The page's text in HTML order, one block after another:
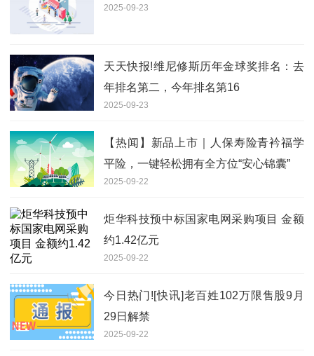
2025-09-23
天天快报!维尼修斯历年金球奖排名：去
年排名第二，今年排名第16
2025-09-23
【热闻】新品上市｜人保寿险青衿福学
平险，一键轻松拥有全方位“安心锦囊”
2025-09-22
炬华科技预中标国家电网采购项目 金额
约1.42亿元
2025-09-22
今日热门![快讯]老百姓102万限售股9月
29日解禁
2025-09-22